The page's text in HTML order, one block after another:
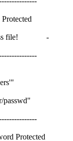
file! -
passwd"
Protected